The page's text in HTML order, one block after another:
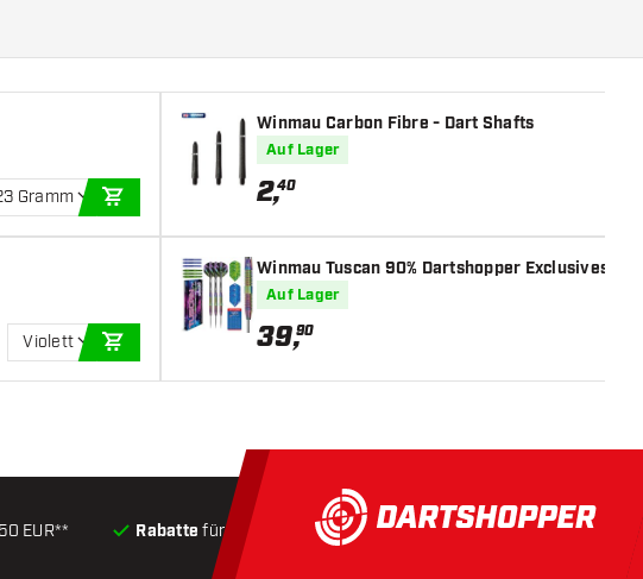
Gramm
IN DEN WARENKORB
Violett
Winmau Carbon Fibre - Dart Shafts
Auf Lager
2,40
Winmau Tuscan 90% Dartshopper Exclusives -
Auf Lager
39,90
EUR** Rabatte für Kunden Produkte auf Lager, Versand